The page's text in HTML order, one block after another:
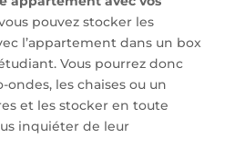
pouvez stocker les
l’appartement dans un box
Vous pourrez donc
les chaises ou un
et les stocker en toute
inquiéter de leur